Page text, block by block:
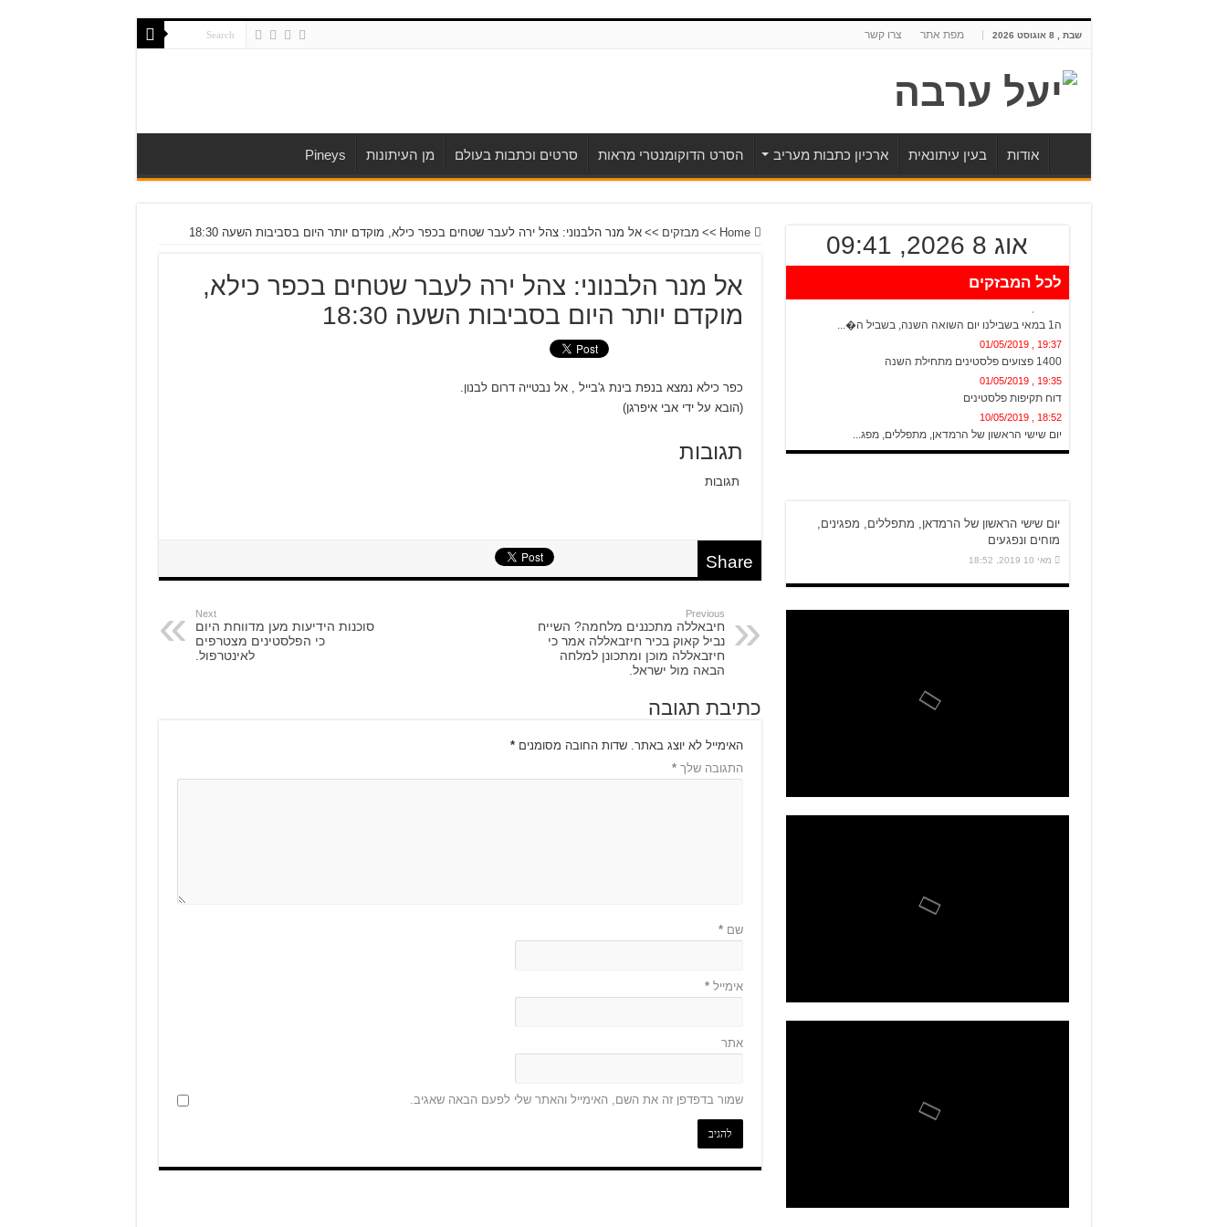
שבת , 8 אוגוסט 2026 מפת אתר צרו קשר
אודות בעין עיתונאית ארכיון כתבות מעריב הסרט הדוקומנטרי מראות סרטים וכתבות בעולם מן העיתונות Pineys
Home
>> מבזקים >> אל מנר הלבנוני: צהל ירה לעבר שטחים בכפר כילא, מוקדם יותר היום בסביבות השעה 18:30
אל מנר הלבנוני: צהל ירה לעבר שטחים בכפר כילא,
מוקדם יותר היום בסביבות השעה 18:30
כפר כילא נמצא בנפת בינת ג'בייל , אל נבטייה דרום לבנון.
(הובא על ידי אבי איפרגן)
תגובות
תגובות
Share
Previous
חיבאללה מתכננים מלחמה? השייח
נביל קאוק בכיר חיזבאללה אמר כי
חיזבאללה מוכן ומתכונן למלחה
הבאה מול ישראל.
Next
סוכנות הידיעות מען מדווחת היום
כי הפלסטינים מצטרפים
לאינטרפול.
כתיבת תגובה
האימייל לא יוצג באתר. שדות החובה מסומנים*
התגובה שלך*
שם*
אימייל*
אתר
שמור בדפדפן זה את השם, האימייל והאתר שלי לפעם הבאה שאגיב.
אוג 8 2026, 09:41
לכל המבזקים
ה1 במאי בשבילנו יום השואה השנה, בשביל ה�...
19:37 , 01/05/2019
1400 פצועים פלסטינים מתחילת השנה
19:35 , 01/05/2019
דוח תקיפות פלסטינים
18:52 , 10/05/2019
יום שישי הראשון של הרמדאן, מתפללים, מפג...
יום שישי הראשון של הרמדאן, מתפללים, מפגינים,
מוחים ונפגעים
מאי 10 2019, 18:52